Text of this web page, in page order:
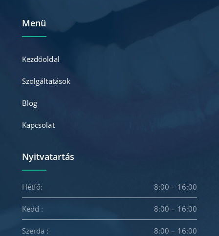
Menü
Kezdőoldal
Szolgáltatások
Blog
Kapcsolat
Nyitvatartás
Hétfő: 8:00 – 16:00
Kedd : 8:00 – 16:00
Szerda : 8:00 – 16:00